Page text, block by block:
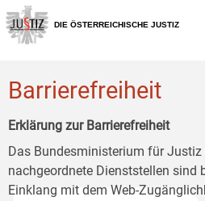
Zur
Hauptnavigation
[1]
Zum
Inhalt
[2]
Zum
Untermenü
[3]
DIE ÖSTERREICHISCHE JUSTIZ
Barrierefreiheit
Erklärung zur Barrierefreiheit
Das Bundesministerium für
nachgeordnete Dienststellen sind
Einklang mit dem Web-